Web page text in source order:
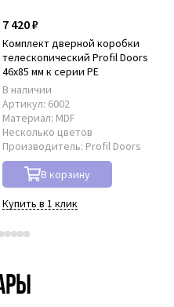
7 420 ₽
Комплект дверной коробки
телескопический Profil Doors
46x85 мм к серии PE
В наличии
Артикул: 6002
Материал: MDF
Несколько цветов
Производитель: Profil Doors
В корзину
Купить в 1 клик